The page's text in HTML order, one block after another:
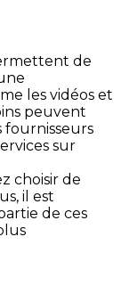
de
les vidéos et
peuvent
fournisseurs
sur
choisir de
il est
de ces